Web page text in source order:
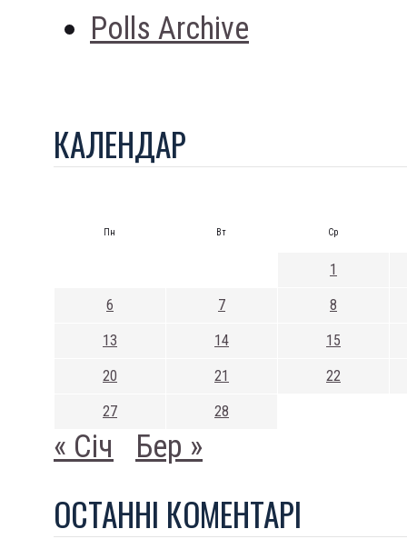
Polls Archive
КАЛЕНДАР
Пн Вт Ср
1
6 7 8
13 14 15
20 21 22
27 28
« Січ Бер »
ОСТАННI КОМЕНТАРI